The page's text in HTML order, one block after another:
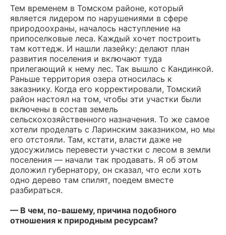
Тем временем в Томском районе, который
является лидером по нарушениями в сфере
природоохраны, началось наступление на
припоселковые леса. Каждый хочет построить
там коттедж. И нашли лазейку: делают план
развития поселения и включают туда
прилегающий к нему лес. Так вышло с Кандинкой.
Раньше территория озера относилась к
заказнику. Когда его корректировали, Томский
район настоял на том, чтобы эти участки были
включены в состав земель
сельскохозяйственного назначения. То же самое
хотели проделать с Ларинским заказником, но мы
его отстояли. Там, кстати, власти даже не
удосужились перевести участки с лесом в земли
поселения — начали так продавать. Я об этом
доложил губернатору, он сказал, что если хоть
одно дерево там спилят, поедем вместе
разбираться.
— В чем, по-вашему, причина подобного
отношения к природным ресурсам?